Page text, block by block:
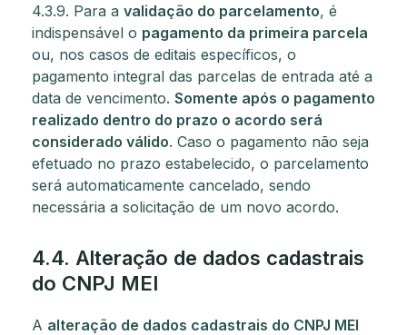
4.3.9. Para a validação do parcelamento, é
indispensável o pagamento da primeira parcela
ou, nos casos de editais específicos, o
pagamento integral das parcelas de entrada até a
data de vencimento. Somente após o pagamento
realizado dentro do prazo o acordo será
considerado válido. Caso o pagamento não seja
efetuado no prazo estabelecido, o parcelamento
será automaticamente cancelado, sendo
necessária a solicitação de um novo acordo.
4.4. Alteração de dados cadastrais
do CNPJ MEI
A alteração de dados cadastrais do CNPJ MEI